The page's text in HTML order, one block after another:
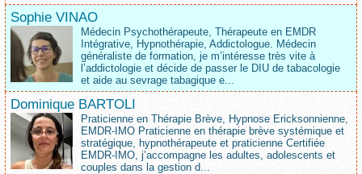
Sophie VINAO
Médecin Psychothérapeute, Thérapeute en EMDR
Intégrative, Hypnothérapie, Addictologue. Médecin
généraliste de formation, je m’intéresse très vite à
l’addictologie et décide de passer le DIU de tabacologie
et aide au sevrage tabagique e...
Dominique BARTOLI
Praticienne en Thérapie Brève, Hypnose Ericksonnienne,
EMDR-IMO Praticienne en thérapie brève systémique et
stratégique, hypnothérapeute et praticienne Certifiée
EMDR-IMO, j’accompagne les adultes, adolescents et
couples dans la gestion d...